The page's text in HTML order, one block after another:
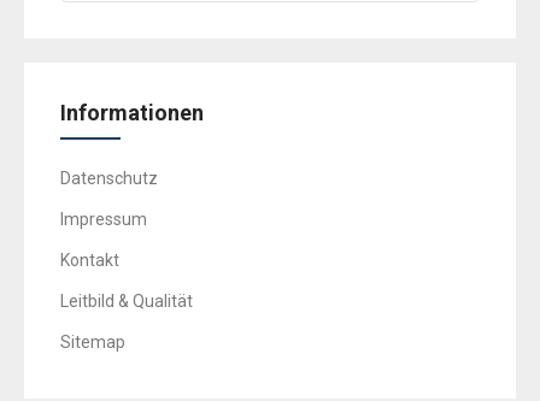
Informationen
Datenschutz
Impressum
Kontakt
Leitbild & Qualität
Sitemap